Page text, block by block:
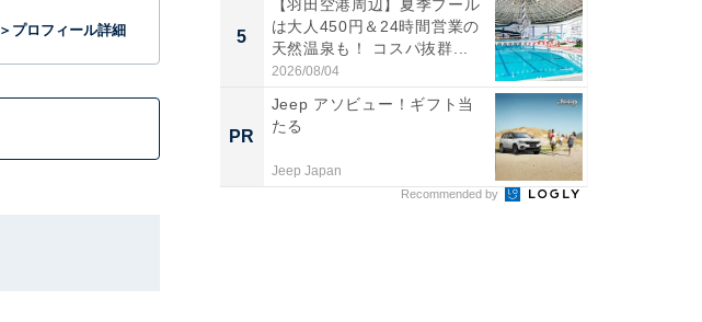
＞プロフィール詳細
5
【羽田空港周辺】夏季プール
は大人450円＆24時間営業の
天然温泉も！ コスパ抜群...
2026/08/04
PR
Jeep アソビュー！ギフト当
たる
Jeep Japan
Recommended by